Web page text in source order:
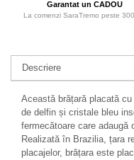
Garantat un CADOU
La comenzi SaraTremo peste
Descriere
Această brățară placată
de delfin și cristale bleu
fermecătoare care adaugă
Realizată în Brazilia, țara
placajelor, brățara este